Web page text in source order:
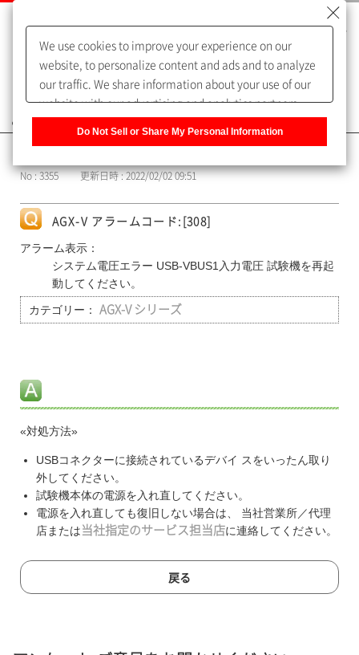
よくあるご質問（FAQ）
No : 3355 更新日時 : 2022/02/02 09:51
AGX-V アラームコード:[308]
アラーム表示：
システム電圧エラー USB-VBUS1入力電圧 試験機を再起
動してください。
カテゴリー： AGX-V シリーズ
«対処方法»
USBコネクターに接続されているデバイ スをいったん取り
外してください。
試験機本体の電源を入れ直してください。
電源を入れ直しても復旧しない場合は、 当社営業所／代理
店または 当社指定のサービス担当店に連絡してください。
戻る
We use cookies to improve your experience on our
website, to personalize content and ads and to analyze
our traffic. We share information about your use of our
website with our advertising and analytics partners,
of our sharing information about you with our partners.
Information] to customize your cookie settings on our
Do Not Sell or Share My Personal Information